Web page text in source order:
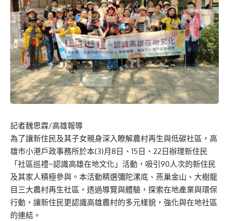
記者魏思霖/高雄報導
為了讓新住民及其子女親身深入瞭解農村再生與低碳社區，高
雄市小港戶政事務所於本(3)月8日、15日、22日辦理新住民
「社區巡禮~認識高雄在地文化」活動，吸引90人次的新住民
及其家人積極參與。本活動精選彌陀漯底、燕巢金山、大樹龍
目三大農村再生社區，透過導覽與體驗，探索在地產業與環保
行動，讓新住民更認識高雄農村的多元樣貌，強化與在地社區
的連結。